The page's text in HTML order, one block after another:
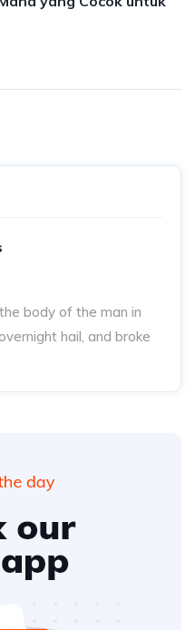
body of the man in
hail, and broke